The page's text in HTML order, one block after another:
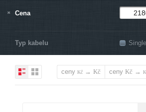
Cena
Typ kabelu
ceny Kč → Kč ceny Kč →